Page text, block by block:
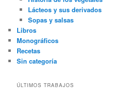
Lácteos y sus derivados
Sopas y salsas
Libros
Monográficos
Recetas
Sin categoría
ÚLTIMOS TRABAJOS